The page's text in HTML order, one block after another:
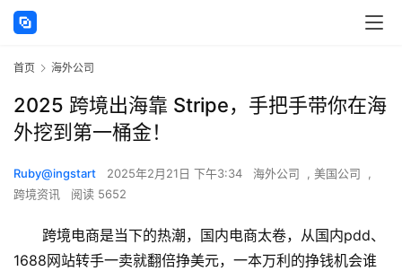
首页 海外公司
2025 跨境出海靠 Stripe，手把手带你在海
外挖到第一桶金！
Ruby@ingstart 2025年2月21日 下午3:34 海外公司 , 美国公司
,
跨境资讯
阅读 5652
跨境电商是当下的热潮，国内电商太卷，从国内pdd、
1688网站转手一卖就翻倍挣美元，一本万利的挣钱机会谁